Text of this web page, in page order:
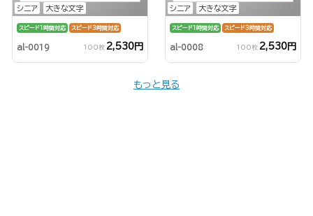
シニア 大きな文字
スピード1時間対応 スピード3時間対応
al-0019 100枚 2,530円
シニア 大きな文字
スピード1時間対応 スピード3時間対応
al-0008 100枚 2,530円
もっと見る